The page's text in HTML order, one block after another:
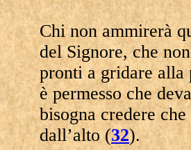
Chi non ammirerà
del Signore, che
pronti a gridare alla
è permesso che
bisogna credere
dall’alto (32).